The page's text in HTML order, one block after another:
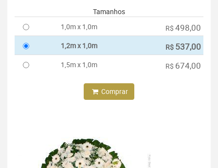
Tamanhos
1,0m x 1,0m
R$ 498,00
1,2m x 1,0m R$ 537,00
1,5m x 1,0m R$ 674,00
Comprar